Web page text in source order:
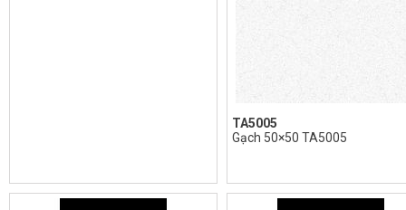
TA5005
Gạch 50×50 TA5005